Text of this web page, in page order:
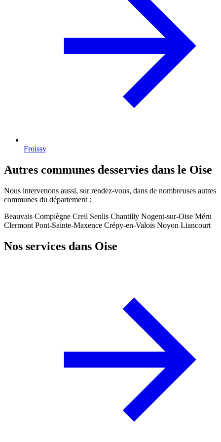
Froissy
Autres communes desservies dans le Oise
Nous intervenons aussi, sur rendez-vous, dans de nombreuses autres
communes du département :
Beauvais Compiègne Creil Senlis Chantilly Nogent-sur-Oise Méru
Clermont Pont-Sainte-Maxence Crépy-en-Valois Noyon Liancourt
Nos services dans Oise